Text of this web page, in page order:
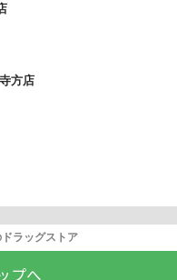
方店
ラッグストア
プへ